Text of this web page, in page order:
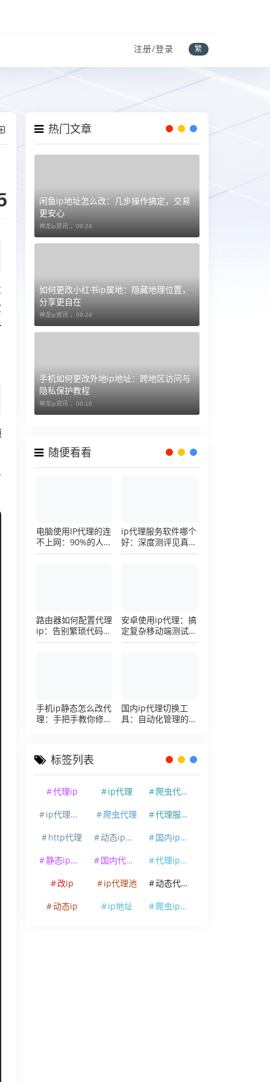
注册/登录 繁
热门文章
闲鱼ip地址怎么改：几步操作搞定，交易
更安心
神龙ip资讯 ， 09-24
如何更改小红书ip属地：隐藏地理位置，
分享更自在
神龙ip资讯 ， 09-24
手机如何更改外地ip地址：跨地区访问与
隐私保护教程
神龙ip资讯 ， 06-16
随便看看
电脑使用IP代理的连
不上网：90%的人踩
过这个坑，一招修复
ip代理服务软件哪个
好：深度测评见真
章，帮你把钱花在刀
路由器如何配置代理
ip：告别繁琐代码，
详解底层配置逻辑
安卓使用ip代理：搞
定复杂移动端测试环
境的超详细配置手册
手机ip静态怎么改代
理：手把手教你修改
国内ip代理切换工
具：自动化管理的效
标签列表
代理ip ip代理
爬虫代理ip
ip代理软件
爬虫代理
代理服务器
http代理
动态ip代理
国内ip代理
静态ip代理
国内代理ip
代理ip软件
改ip
ip代理池
动态代理ip
动态ip
ip地址 爬虫ip代理